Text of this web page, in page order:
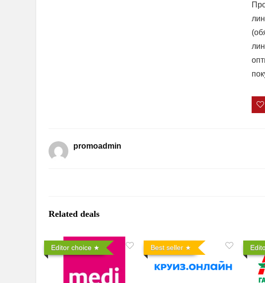
promoadmin
Related deals
Editor choice Best seller